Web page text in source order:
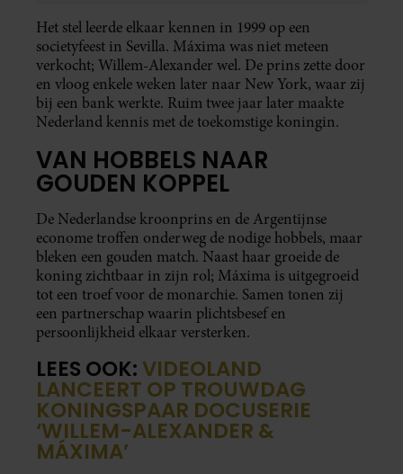
Het stel leerde elkaar kennen in 1999 op een
societyfeest in Sevilla. Máxima was niet meteen
verkocht; Willem-Alexander wel. De prins zette door
en vloog enkele weken later naar New York, waar zij
bij een bank werkte. Ruim twee jaar later maakte
Nederland kennis met de toekomstige koningin.
VAN HOBBELS NAAR
GOUDEN KOPPEL
De Nederlandse kroonprins en de Argentijnse
econome troffen onderweg de nodige hobbels, maar
bleken een gouden match. Naast haar groeide de
koning zichtbaar in zijn rol; Máxima is uitgegroeid
tot een troef voor de monarchie. Samen tonen zij
een partnerschap waarin plichtsbesef en
persoonlijkheid elkaar versterken.
LEES OOK:VIDEOLAND
LANCEERT OP TROUWDAG
KONINGSPAAR DOCUSERIE
‘WILLEM-ALEXANDER &
MÁXIMA’